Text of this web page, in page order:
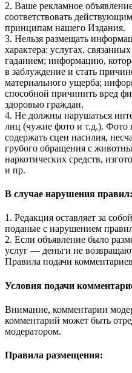
2. Ваше рекламное
соответствовать
принципам нашего Издания.
3. Нельзя размещать
характера: услугах,
гаданием; информацию,
в заблуждение и стать
материального ущерба;
способной причинить вред
здоровью граждан.
4. Не должны нарушаться
лиц (чужие фото и т.д.).
содержать сцен насилия,
грубого обращения с
наркотических средств,
и пр.
В случае нарушения правил:
1. Редакция оставляет за
поданые с нарушением
2. Если объявление было
услуг — деньги не
Правила подачи комментариев
Условия подачи
Внимание, комментарии
комментарий может быть
модератором.
Правила размещения: